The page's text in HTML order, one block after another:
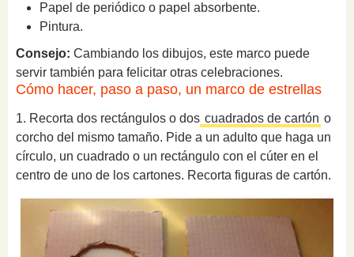
Papel de periódico o papel absorbente.
Pintura.
Consejo: Cambiando los dibujos, este marco puede
servir también para felicitar otras celebraciones.
Cómo hacer, paso a paso, un marco de estrellas
1. Recorta dos rectángulos o dos cuadrados de cartón o
corcho del mismo tamaño. Pide a un adulto que haga un
círculo, un cuadrado o un rectángulo con el cúter en el
centro de uno de los cartones. Recorta figuras de cartón.